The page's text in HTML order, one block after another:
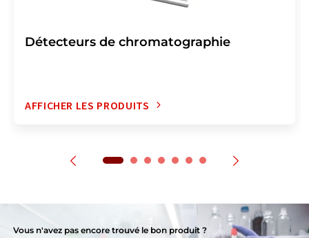
Détecteurs de chromatographie
AFFICHER LES PRODUITS
Vous n'avez pas encore trouvé le bon produit ?